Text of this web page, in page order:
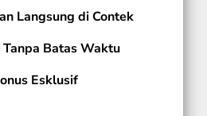
Langsung di Contek
Batas Waktu
Esklusif